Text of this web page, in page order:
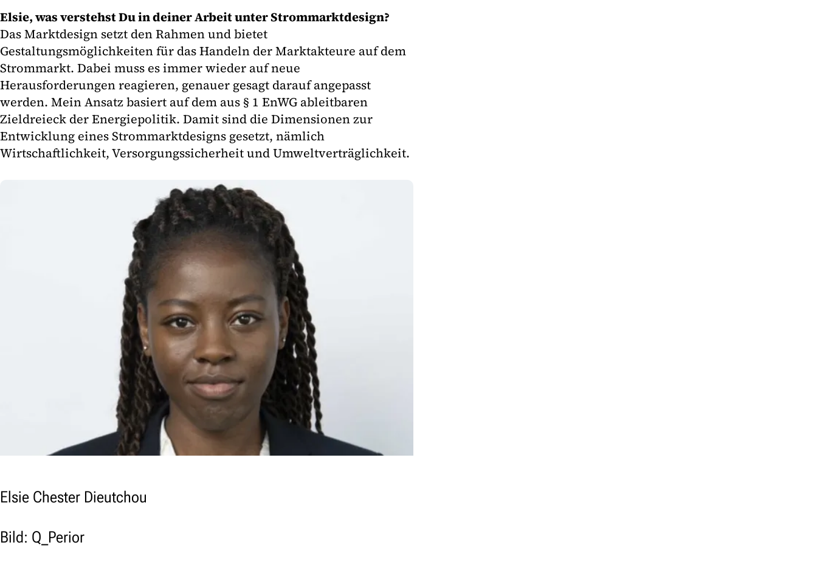
Elsie, was verstehst Du in deiner Arbeit unter Strommarktdesign?
Das Marktdesign setzt den Rahmen und bietet
Gestaltungsmöglichkeiten für das Handeln der Marktakteure auf dem
Strommarkt. Dabei muss es immer wieder auf neue
Herausforderungen reagieren, genauer gesagt darauf angepasst
werden. Mein Ansatz basiert auf dem aus § 1 EnWG ableitbaren
Zieldreieck der Energiepolitik. Damit sind die Dimensionen zur
Entwicklung eines Strommarktdesigns gesetzt, nämlich
Wirtschaftlichkeit, Versorgungssicherheit und Umweltverträglichkeit.
Elsie Chester Dieutchou
Bild: Q_Perior